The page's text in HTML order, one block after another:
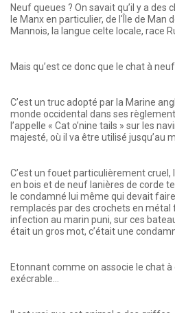
Neuf queues ? On savait qu’il y a des
le Manx en particulier, de l'Île de Man
Mannois, la langue celte locale, race
Mais qu’est ce donc que le chat à
C’est un truc adopté par la Marine
monde occidental dans ses
l’appelle « Cat o’nine tails » sur les
majesté, où il va être utilisé jusqu’au
C’est un fouet particulièrement cruel,
en bois et de neuf lanières de corde
le condamné lui même qui devait
remplacés par des crochets en métal
infection au marin puni, sur ces
était un gros mot, c’était une
Etonnant comme on associe le chat à
exécrable…